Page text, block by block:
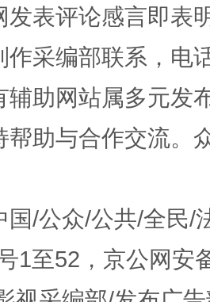
的艺术幻境
责任有效落实 一纸欠
发表评论感言即表
作采编部联系，电
辅助网站属多元发
帮助与合作交流。
国/公众/公共/全民/
1至52，京公网安